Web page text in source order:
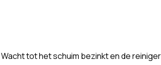
tot het schuim bezinkt en de